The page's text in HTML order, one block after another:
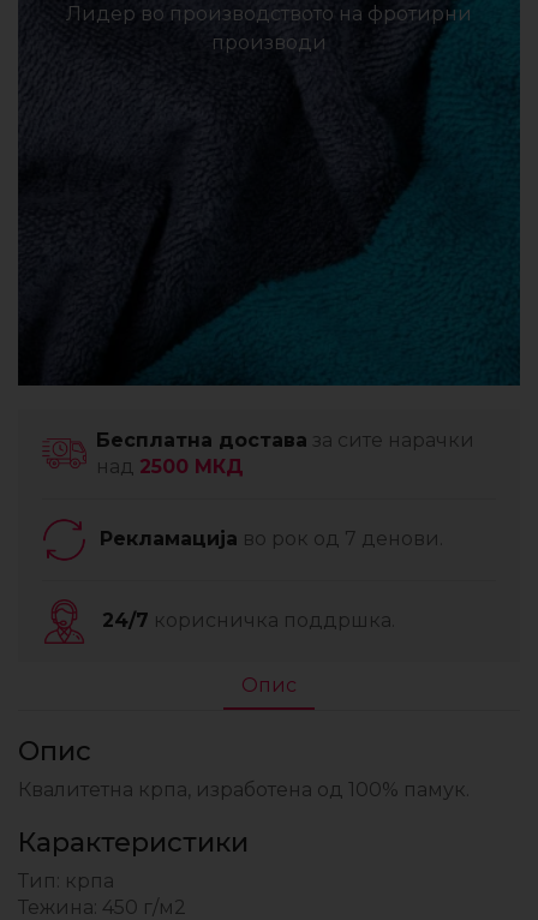
Лидер во производството на фротирни
производи
Бесплатна достава за сите нарачки
над 2500 МКД
Рекламација во рок од 7 денови.
24/7 корисничка поддршка.
Опис
Опис
Квалитетна крпа, изработена од 100% памук.
Карактеристики
Тип: крпа
Тежина: 450 г/м2